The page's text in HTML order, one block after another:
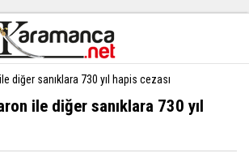
ile diğer sanıklara 730 yıl